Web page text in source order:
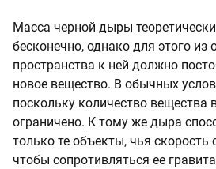
Масса черной дыры
бесконечно, однако для этого
пространства к ней должно
новое вещество. В обычных
поскольку количество вещества
ограничено. К тому же дыра
только те объекты, чья
чтобы сопротивляться ее